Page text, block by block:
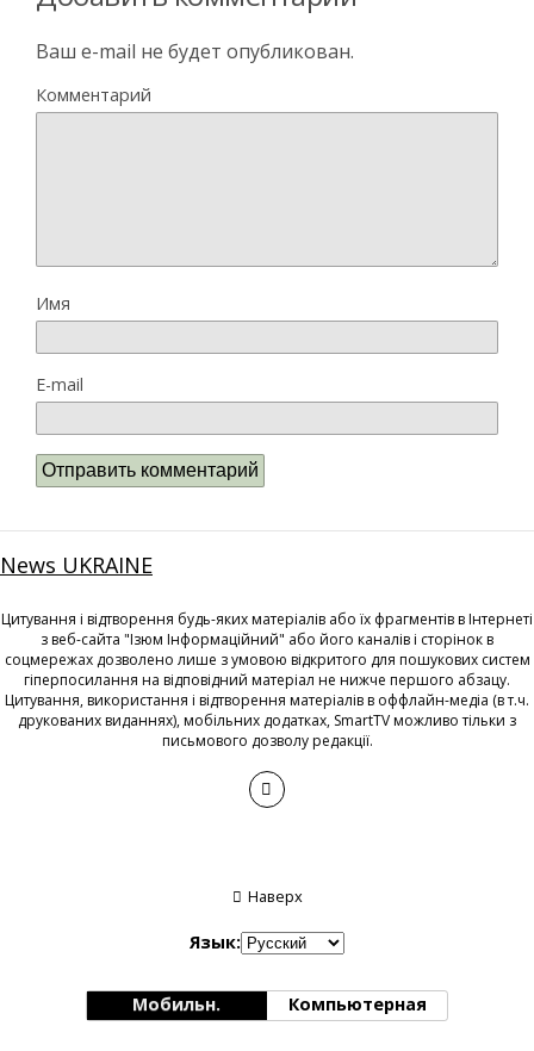
Ваш e-mail не будет опубликован.
Комментарий
Имя
E-mail
News UKRAINE
Цитування і відтворення будь-яких матеріалів або їх фрагментів в Інтернеті
з веб-сайта "Ізюм Інформаційний" або його каналів і сторінок в
соцмережах дозволено лише з умовою відкритого для пошукових систем
гіперпосилання на відповідний матеріал не нижче першого абзацу.
Цитування, використання і відтворення матеріалів в оффлайн-медіа (в т.ч.
друкованих виданнях), мобільних додатках, SmartTV можливо тільки з
письмового дозволу редакції.
Наверх
Язык:
Мобильн. Компьютерная